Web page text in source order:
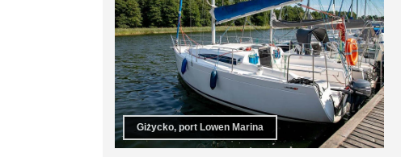
Giżycko, port Lowen Marina